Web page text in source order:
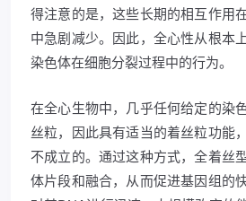
得注意的是，这些长期的相互作用
中急剧减少。因此，全心性从根本
染色体在细胞分裂过程中的行为。
在全心生物中，几乎任何给定的染
丝粒，因此具有适当的着丝粒功能
不成立的。通过这种方式，全着丝
体片段和融合，从而促进基因组的